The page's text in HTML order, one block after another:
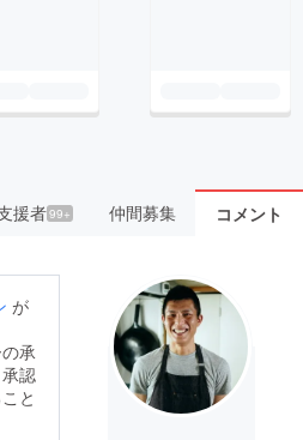
援者99+ 仲間募集 コメント
が
承
認
と